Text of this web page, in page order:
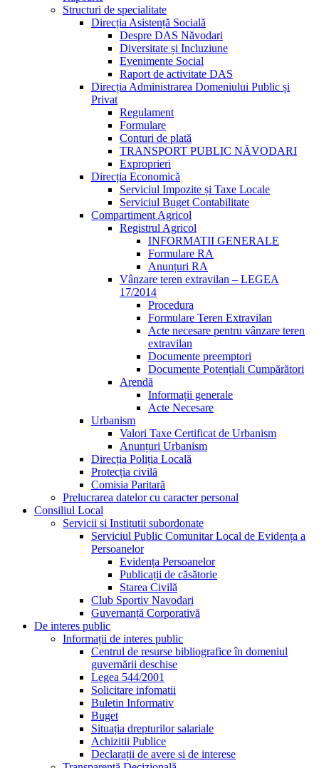
Structuri de specialitate
Direcția Asistență Socială
Despre DAS Năvodari
Diversitate și Incluziune
Evenimente Social
Raport de activitate DAS
Direcția Administrarea Domeniului Public și
Privat
Regulament
Formulare
Conturi de plată
TRANSPORT PUBLIC NĂVODARI
Exproprieri
Direcția Economică
Serviciul Impozite și Taxe Locale
Serviciul Buget Contabilitate
Compartiment Agricol
Registrul Agricol
INFORMATII GENERALE
Formulare RA
Anunțuri RA
Vânzare teren extravilan – LEGEA
17/2014
Procedura
Formulare Teren Extravilan
Acte necesare pentru vânzare teren
extravilan
Documente preemptori
Documente Potențiali Cumpărători
Arendă
Informații generale
Acte Necesare
Urbanism
Valori Taxe Certificat de Urbanism
Anunțuri Urbanism
Direcția Poliția Locală
Protecția civilă
Comisia Paritară
Prelucrarea datelor cu caracter personal
Consiliul Local
Servicii si Institutii subordonate
Serviciul Public Comunitar Local de Evidența a
Persoanelor
Evidența Persoanelor
Publicații de căsătorie
Starea Civilă
Club Sportiv Navodari
Guvernanță Corporativă
De interes public
Informații de interes public
Centrul de resurse bibliografice în domeniul
guvernării deschise
Legea 544/2001
Solicitare infomatii
Buletin Informativ
Buget
Situația drepturilor salariale
Achizitii Publice
Declarații de avere si de interese